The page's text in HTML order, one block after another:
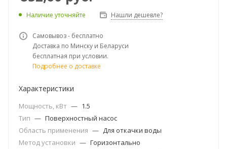
Наличие уточняйте Нашли дешевле?
Самовывоз - бесплатно
Доставка по Минску и Беларуси
бесплатная при условии.
Подробнее о доставке
Характеристики
Мощность, кВт — 1.5
Тип — Поверхностный насос
Область применения — Для откачки воды
Метод установки — Горизонтально